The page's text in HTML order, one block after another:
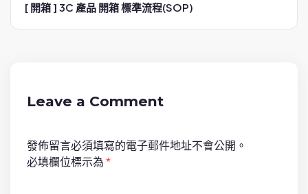
v
[ 開箱 ] 3C 產品 開箱 標準流程(SOP)
Leave a Comment
發佈留言必須填寫的電子郵件地址不會公開。
必填欄位標示為*